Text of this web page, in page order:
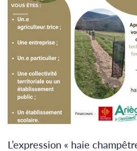
L’expression « haie